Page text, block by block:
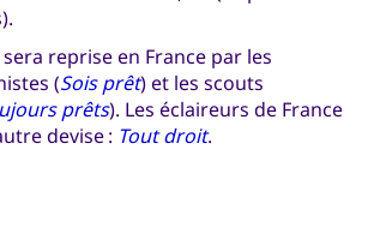
reprise en France par les
(Sois prêt) et les scouts
prêts). Les éclaireurs de France
devise : Tout droit.